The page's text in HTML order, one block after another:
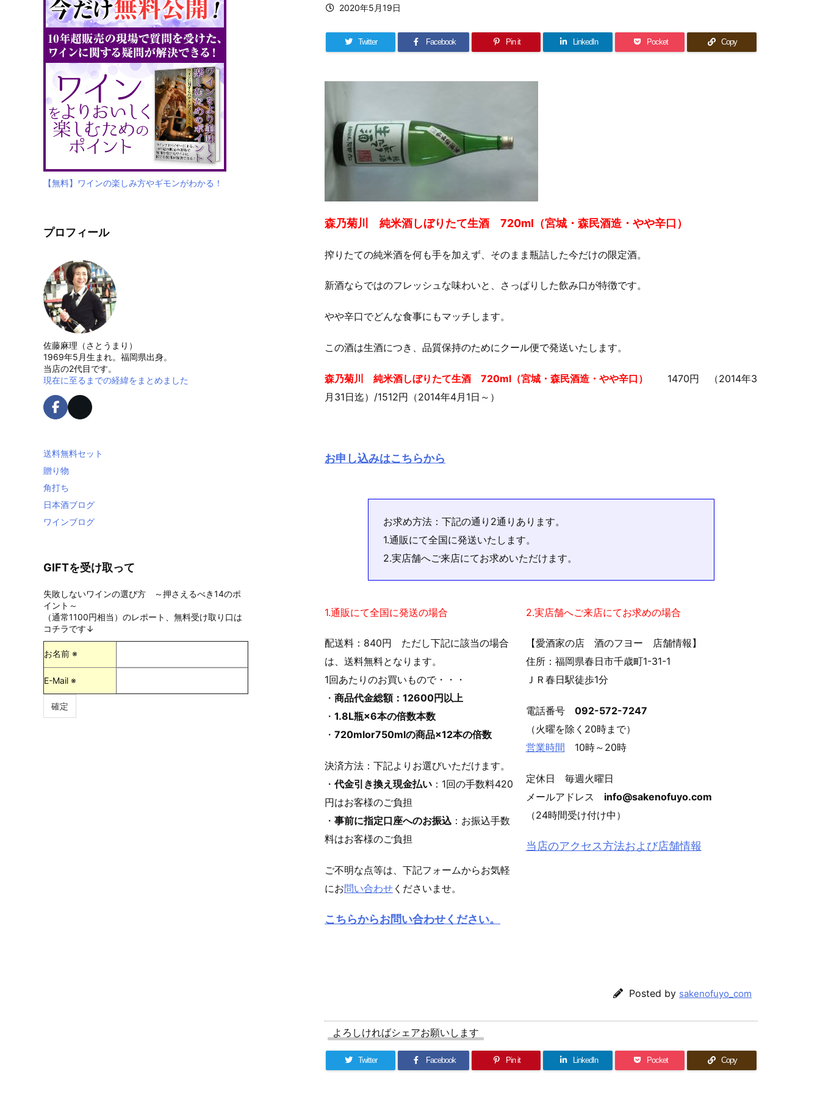
2020年5月19日
Twitter Facebook Pin it LinkedIn Pocket Copy
森乃菊川 純米酒しぼりたて生酒 720ml（宮城・森民酒造・やや辛口）
搾りたての純米酒を何も手を加えず、そのまま瓶詰した今だけの限定酒。
新酒ならではのフレッシュな味わいと、さっぱりした飲み口が特徴です。
やや辛口でどんな食事にもマッチします。
この酒は生酒につき、品質保持のためにクール便で発送いたします。
森乃菊川 純米酒しぼりたて生酒 720ml（宮城・森民酒造・やや辛口）
1470円 （2014年3
月31日迄）/1512円（2014年4月1日～）
お申し込みはこちらから
お求め方法：下記の通り2通りあります。
1.通販にて全国に発送いたします。
2.実店舗へご来店にてお求めいただけます。
1.通販にて全国に発送の場合
配送料：840円 ただし下記に該当の場合
は、送料無料となります。
1回あたりのお買いもので・・・
・ 商品代金総額：12600円以上
・ 1.8L瓶×6本の倍数本数
・ 720mlor750mlの商品×12本の倍数
決済方法：下記よりお選びいただけます。
・ 代金引き換え現金払い ：1回の手数料420
円はお客様のご負担
・ 事前に指定口座へのお振込 ：お振込手数
料はお客様のご負担
ご不明な点等は、下記フォームからお気軽
にお問い合わせ くださいませ。
こちらからお問い合わせください。
2.実店舗へご来店にてお求めの場合
【愛酒家の店 酒のフヨー 店舗情報】
住所：福岡県春日市千歳町1-31-1
ＪＲ春日駅徒歩1分
電話番号 092-572-7247
（火曜を除く20時まで）
営業時間 10時～20時
定休日 毎週火曜日
メールアドレス info@sakenofuyo.com
（24時間受け付け中）
当店のアクセス方法および店舗情報
Posted by sakenofuyo_com
よろしければシェアお願いします
Twitter Facebook Pin it LinkedIn Pocket Copy
【無料】ワインの楽しみ方やギモンがわかる！
プロフィール
佐藤麻理（さとうまり）
1969年5月生まれ。福岡県出身。
当店の2代目です。
現在に至るまでの経緯をまとめました
送料無料セット
贈り物
角打ち
日本酒ブログ
ワインブログ
GIFTを受け取って
失敗しないワインの選び方 ～押さえるべき14のポ
イント～
（通常1100円相当）のレポート、無料受け取り口は
コチラです↓
お名前 ※
E-Mail ※